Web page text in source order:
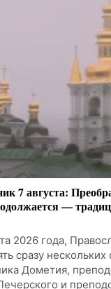
7 августа:
—
2026 года,
сразу
Дометия,
и